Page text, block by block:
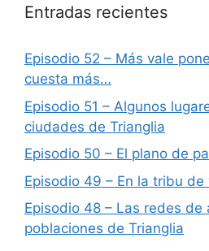
Entradas recientes
Episodio 52 – Más vale
cuesta más…
Episodio 51 – Algunos
ciudades de Trianglia
Episodio 50 – El plano de
Episodio 49 – En la tribu de
Episodio 48 – Las redes de
poblaciones de Trianglia